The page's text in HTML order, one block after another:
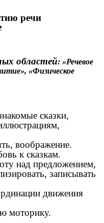
речи
областей: »Речевое
«Физическое
сказки,
воображение.
к сказкам.
над предложением,
записывать
движения
моторику.